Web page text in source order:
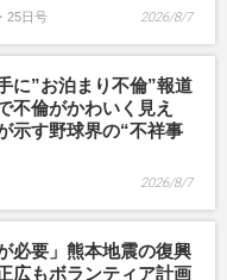
25日号 2026/8/7
に”お泊まり不倫”報道
不倫がかわいく見え
示す野球界の“不祥事
2026/8/7
必要」熊本地震の復興
広もボランティア計画